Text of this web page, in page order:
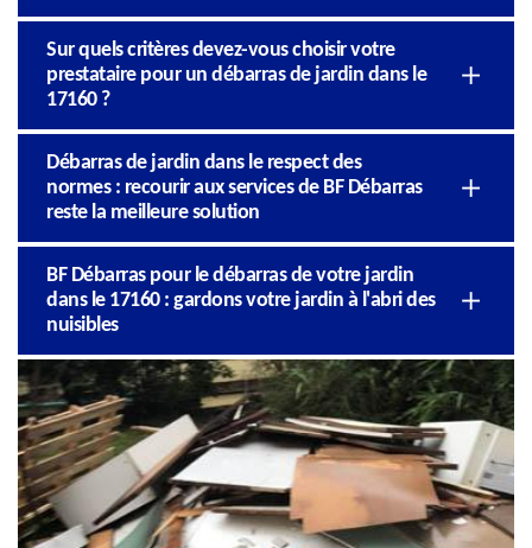
Sur quels critères devez-vous choisir votre
prestataire pour un débarras de jardin dans le
17160 ?
Débarras de jardin dans le respect des
normes : recourir aux services de BF Débarras
reste la meilleure solution
BF Débarras pour le débarras de votre jardin
dans le 17160 : gardons votre jardin à l'abri des
nuisibles